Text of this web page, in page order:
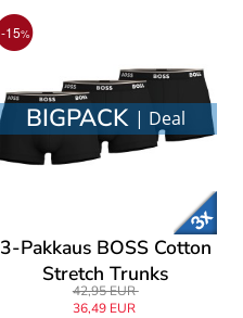
-15%
BIGPACK | Deal
3-Pakkaus BOSS Cotton
Stretch Trunks
42,95 EUR
36,49 EUR